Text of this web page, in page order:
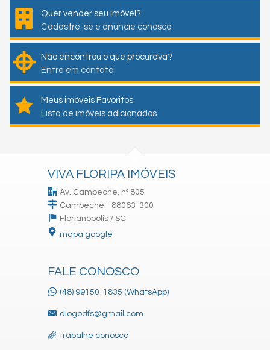
Quer vender seu imóvel?
Cadastre-se e anuncie conosco
Não encontrou o que procurava?
Entre em contato
Meus imóveis Favoritos
Lista de imóveis adicionados
VIVA FLORIPA IMÓVEIS
Av. Campeche, nº 805
Campeche - 88063-300
Florianópolis / SC
mapa google
FALE CONOSCO
(48) 99150-1835 (WhatsApp)
diogodfs@gmail.com
trabalhe conosco